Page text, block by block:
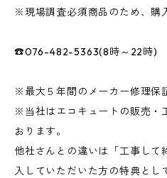
※現場調査必須商品のため、購
☎076-482-5363(8時～22時)
※最大５年間のメーカー修理保
※当社はエコキュートの販売・
おります。
他社さんとの違いは「工事して
入していただいた方の特典とし